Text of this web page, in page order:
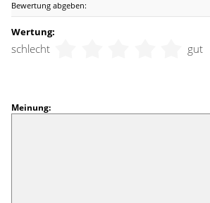
Bewertung abgeben:
Wertung:
schlecht gut
Meinung: